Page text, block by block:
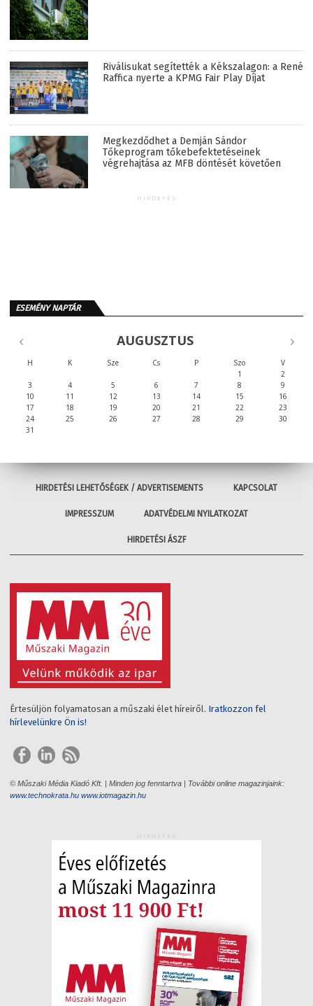
Riválisukat segítették a Kékszalagon: a René
Raffica nyerte a KPMG Fair Play Díjat
Megkezdődhet a Demján Sándor
Tőkeprogram tőkebefektetéseinek
végrehajtása az MFB döntését követően
HIRDETÉS
ESEMÉNY NAPTÁR
AUGUSZTUS
H K Sze Cs P Szo
V
1
2
3
4 5 6 7 8
9
10
11 12 13 14 15
16
17
18 19 20 21 22
23
24
25 26 27 28 29
30
31
HIRDETÉSI LEHETŐSÉGEK / ADVERTISEMENTS KAPCSOLAT
IMPRESSZUM ADATVÉDELMI NYILATKOZAT
HIRDETÉSI ÁSZF
Értesüljön folyamatosan a műszaki élet híreiről. Iratkozzon fel
hírlevelünkre Ön is!
© Műszaki Média Kiadó Kft. | Minden jog fenntartva | További online magazinjaink:
www.technokrata.hu www.iotmagazin.hu
HIRDETÉS